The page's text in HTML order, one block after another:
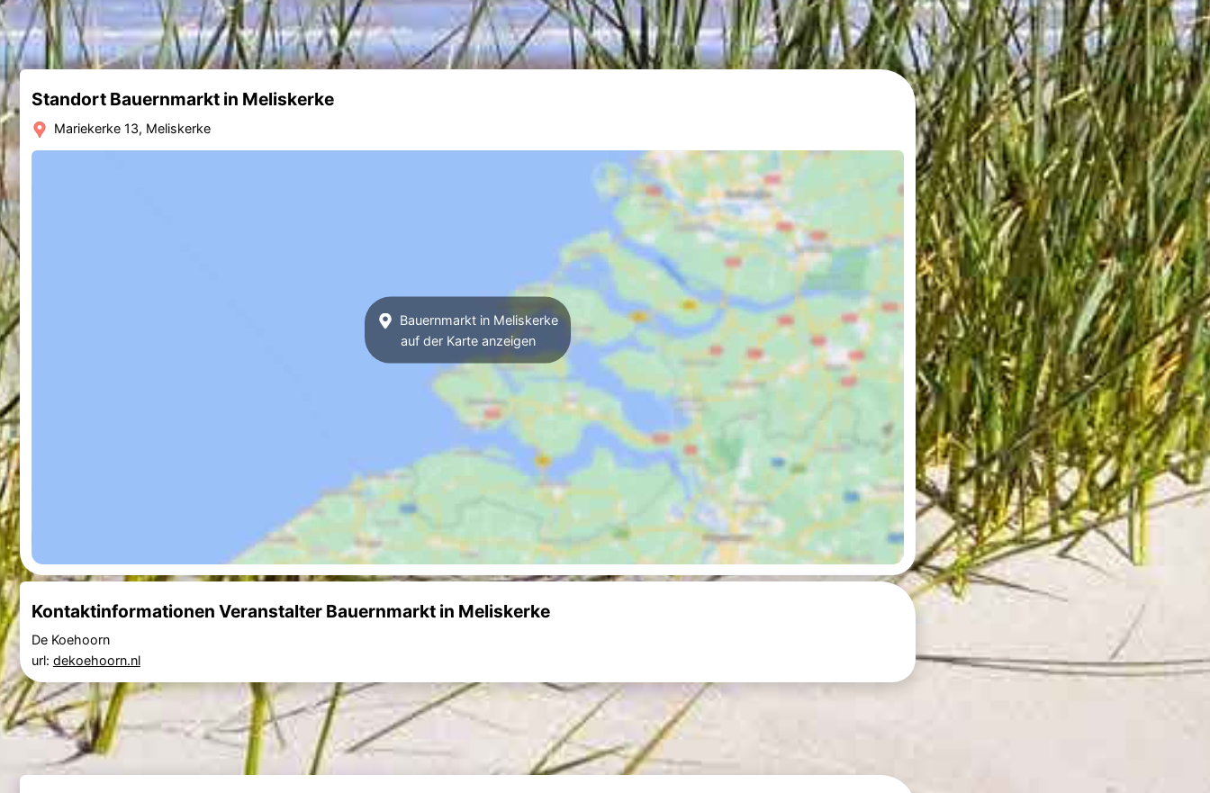
Standort Bauernmarkt in Meliskerke
Mariekerke 13, Meliskerke
Bauernmarkt in Meliskerke
auf der Karte anzeigen
Kontaktinformationen Veranstalter Bauernmarkt in Meliskerke
De Koehoorn
url: dekoehoorn.nl